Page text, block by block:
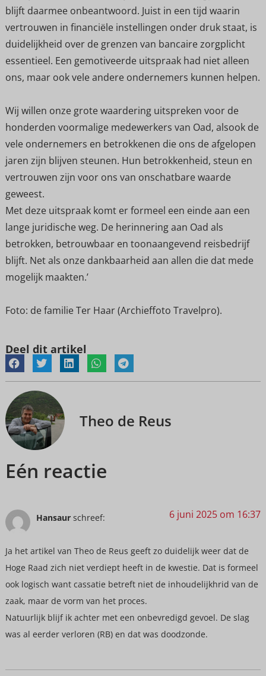
blijft daarmee onbeantwoord. Juist in een tijd waarin
vertrouwen in financiële instellingen onder druk staat, is
duidelijkheid over de grenzen van bancaire zorgplicht
essentieel. Een gemotiveerde uitspraak had niet alleen
ons, maar ook vele andere ondernemers kunnen helpen.
Wij willen onze grote waardering uitspreken voor de
honderden voormalige medewerkers van Oad, alsook de
vele ondernemers en betrokkenen die ons de afgelopen
jaren zijn blijven steunen. Hun betrokkenheid, steun en
vertrouwen zijn voor ons van onschatbare waarde
geweest.
Met deze uitspraak komt er formeel een einde aan een
lange juridische weg. De herinnering aan Oad als
betrokken, betrouwbaar en toonaangevend reisbedrijf
blijft. Net als onze dankbaarheid aan allen die dat mede
mogelijk maakten.’
Foto: de familie Ter Haar (Archieffoto Travelpro).
Deel dit artikel
Theo de Reus
Eén reactie
Hansaur schreef: 6 juni 2025 om 16:37
Ja het artikel van Theo de Reus geeft zo duidelijk weer dat de
Hoge Raad zich niet verdiept heeft in de kwestie. Dat is formeel
ook logisch want cassatie betreft niet de inhoudelijkhrid van de
zaak, maar de vorm van het proces.
Natuurlijk blijf ik achter met een onbevredigd gevoel. De slag
was al eerder verloren (RB) en dat was doodzonde.